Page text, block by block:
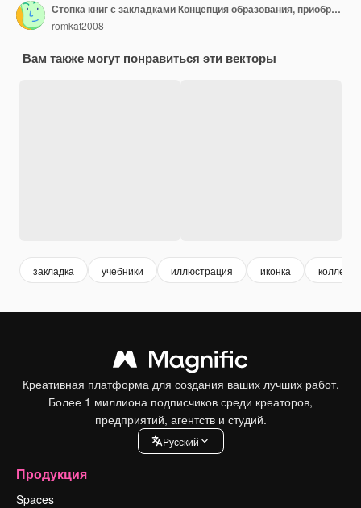
Стопка книг с закладками Концепция образования, приобретающая новые знания Векторная иллюстрация
romkat2008
Вам также могут понравиться эти векторы
закладка учебники иллюстрация иконка
Креативная платформа для создания ваших лучших работ.
Более 1 миллиона подписчиков среди креаторов,
предприятий, агентств и студий.
Pусский
Продукция
Spaces